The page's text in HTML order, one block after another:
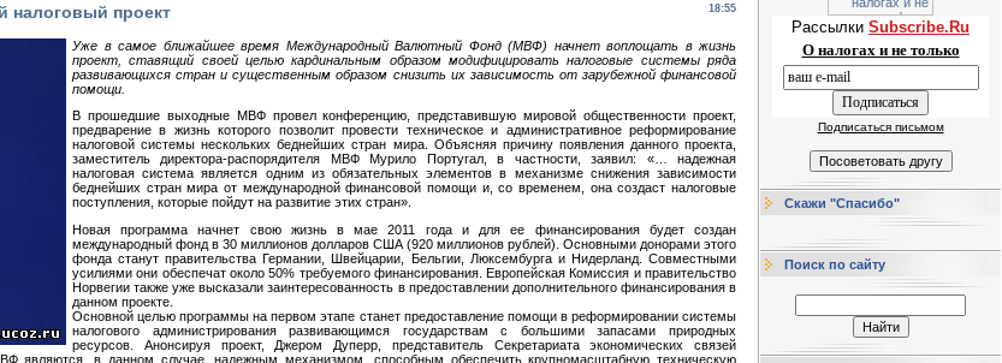
18:55
проект
Уже в самое ближайшее время Международный Валютный Фонд (МВФ) начнет воплощать в жизнь
проект, ставящий своей целью кардинальным образом модифицировать налоговые системы ряда
развивающихся стран и существенным образом снизить их зависимость от зарубежной финансовой
помощи.
В прошедшие выходные МВФ провел конференцию, представившую мировой общественности проект,
предварение в жизнь которого позволит провести техническое и административное реформирование
налоговой системы нескольких беднейших стран мира. Объясняя причину появления данного проекта,
заместитель директора-распорядителя МВФ Мурило Португал, в частности, заявил: «… надежная
налоговая система является одним из обязательных элементов в механизме снижения зависимости
беднейших стран мира от международной финансовой помощи и, со временем, она создаст налоговые
поступления, которые пойдут на развитие этих стран».
Новая программа начнет свою жизнь в мае 2011 года и для ее финансирования будет создан
международный фонд в 30 миллионов долларов США (920 миллионов рублей). Основными донорами этого
фонда станут правительства Германии, Швейцарии, Бельгии, Люксембурга и Нидерланд. Совместными
усилиями они обеспечат около 50% требуемого финансирования. Европейская Комиссия и правительство
Норвегии также уже высказали заинтересованность в предоставлении дополнительного финансирования в
данном проекте.
Основной целью программы на первом этапе станет предоставление помощи в реформировании системы
налогового администрирования развивающимся государствам с большими запасами природных
ресурсов. Анонсируя проект, Джером Дуперр, представитель Секретариата экономических связей
являются, в данном случае, надежным механизмом, способным обеспечить крупномасштабную техническую
Рассылки Subscribe.Ru
О налогах и не только
Подписаться письмом
Скажи "Спасибо"
Поиск по сайту